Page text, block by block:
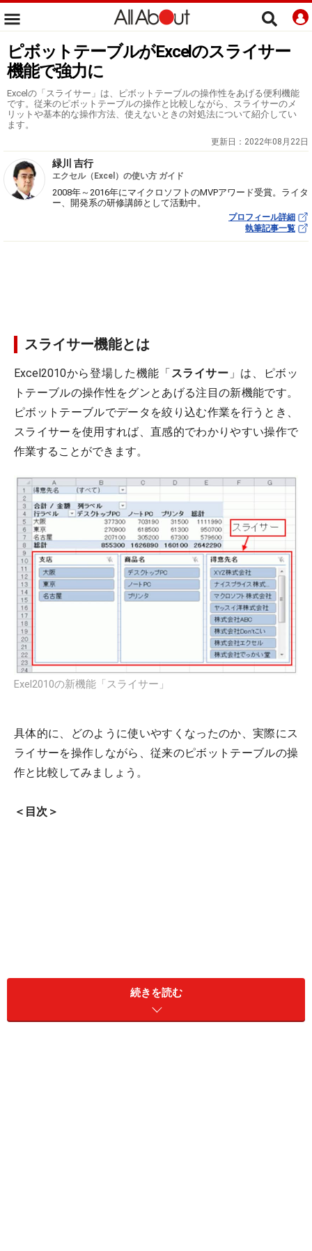
ピボットテーブルがExcelのスライサー
機能で強力に
Excelの「スライサー」は、ピボットテーブルの操作性をあげる便利機能
です。従来のピボットテーブルの操作と比較しながら、スライサーのメ
リットや基本的な操作方法、使えないときの対処法について紹介してい
ます。
更新日： 2022年08月22日
緑川 吉行
エクセル（Excel）の使い方 ガイド
2008年～2016年にマイクロソフトのMVPアワード受賞。ライタ
ー、開発系の研修講師として活動中。
プロフィール詳細
執筆記事一覧
スライサー機能とは
Excel2010から登場した機能「スライサー 」は、ピボッ
トテーブルの操作性をグンとあげる注目の新機能です。
ピボットテーブルでデータを絞り込む作業を行うとき、
スライサーを使用すれば、直感的でわかりやすい操作で
作業することができます。
Exel2010の新機能「スライサー」
具体的に、どのように使いやすくなったのか、実際にス
ライサーを操作しながら、従来のピボットテーブルの操
作と比較してみましょう。
＜目次＞
続きを読む